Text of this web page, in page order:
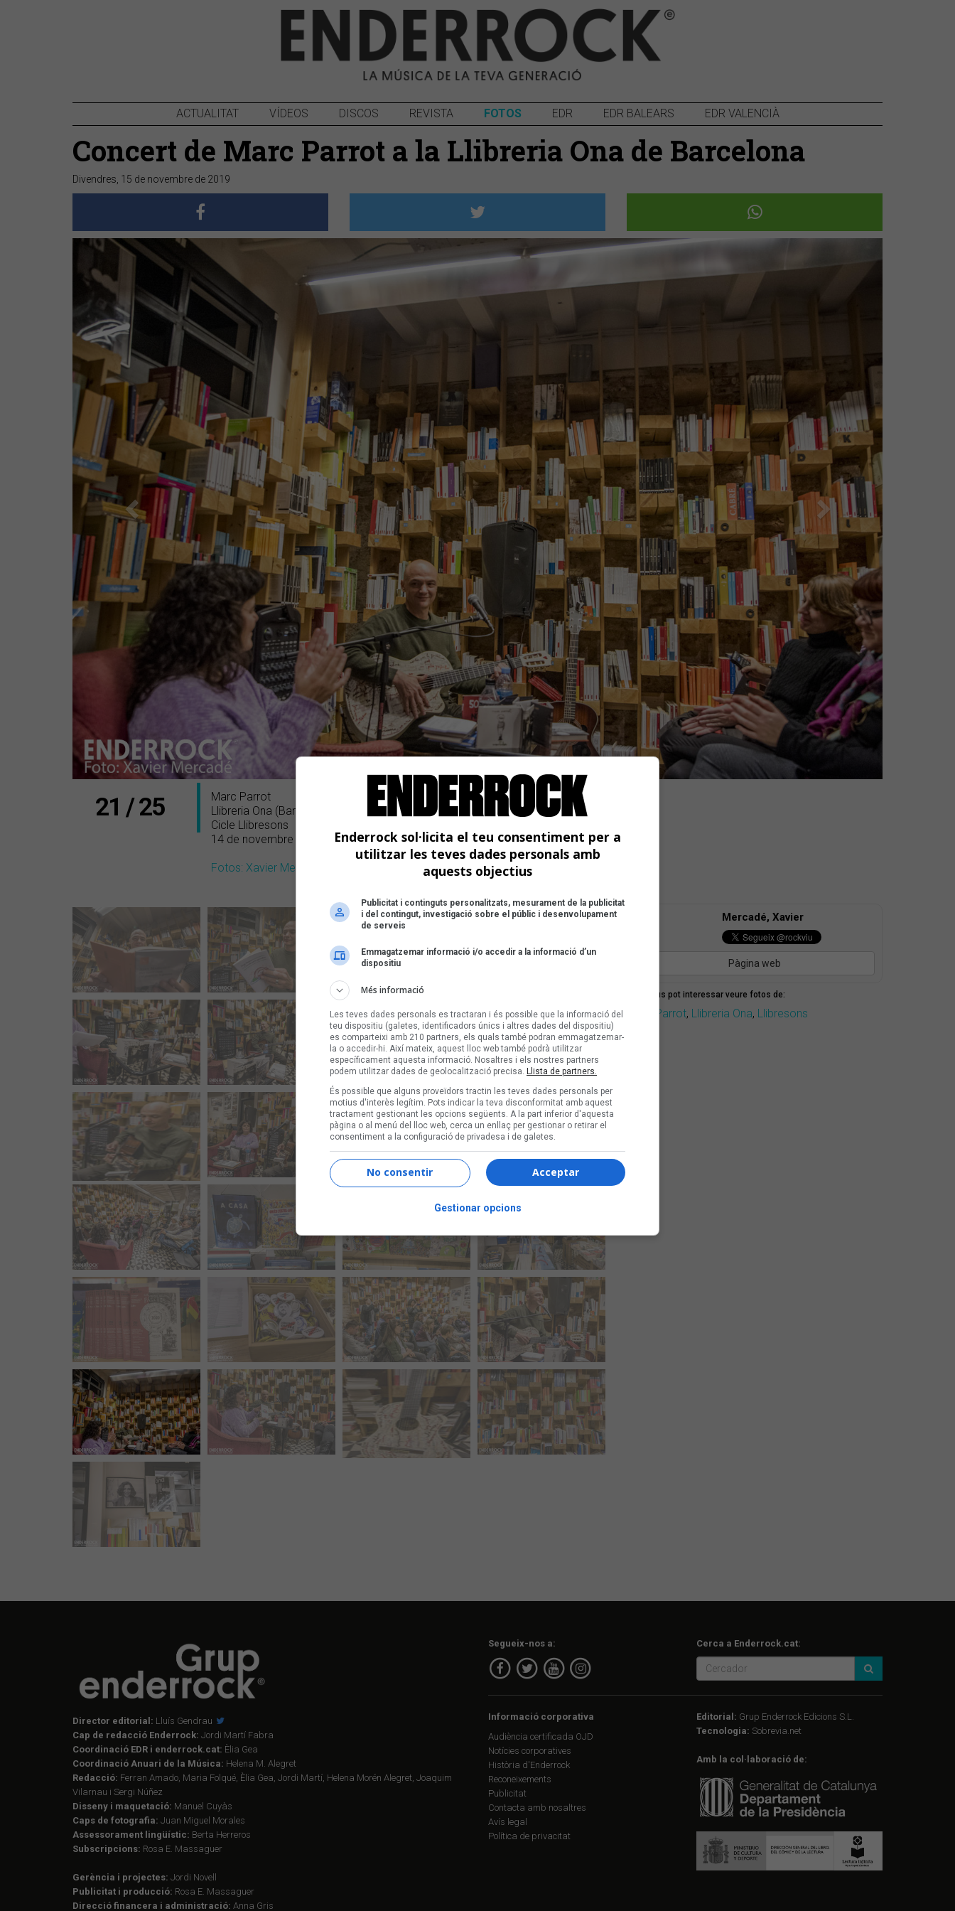
ACTUALITAT VÍDEOS DISCOS REVISTA FOTOS EDR EDR BALEARS EDR VALENCIÀ
Concert de Marc Parrot a la Llibreria Ona de Barcelona
Divendres, 15 de novembre de 2019
Anterior
21 / 25
Marc Parrot
Llibreria Ona (Barcelona)
Cicle Llibresons
14 de novembre de 2019
Fotos: Xavier Mercadé
Mercadé, Xavier
Pàgina web
També us pot interessar veure fotos de:
Marc Parrot, Llibreria Ona, Llibresons
Director editorial: Lluís Gendrau
Cap de redacció Enderrock: Jordi Martí Fabra
Coordinació EDR i enderrock.cat: Èlia Gea
Coordinació Anuari de la Música: Helena M. Alegret
Redacció: Ferran Amado, Maria Folqué, Èlia Gea, Jordi Martí, Helena Morén Alegret, Joaquim
Vilarnau i Sergi Núñez
Disseny i maquetació: Manuel Cuyàs
Caps de fotografia: Juan Miguel Morales
Assessorament lingüístic: Berta Herreros
Subscripcions: Rosa E. Massaguer
Gerència i projectes: Jordi Novell
Publicitat i producció: Rosa E. Massaguer
Direcció financera i administració: Anna Gris
Segueix-nos a: Cerca a Enderrock.cat:
Informació corporativa
Audiència certificada OJD
Notícies corporatives
Història d'Enderrock
Reconeixements
Publicitat
Contacta amb nosaltres
Avís legal
Política de privacitat
Editorial: Grup Enderrock Edicions S.L.
Tecnologia: Sobrevia.net
Amb la col·laboració de:
Enderrock sol·licita el teu consentiment per a
utilitzar les teves dades personals amb
aquests objectius
Publicitat i continguts personalitzats, mesurament de la publicitat
i del contingut, investigació sobre el públic i desenvolupament
de serveis
Emmagatzemar informació i/o accedir a la informació d’un
dispositiu
Més informació
Les teves dades personals es tractaran i és possible que la informació del
teu dispositiu (galetes, identificadors únics i altres dades del dispositiu)
es comparteixi amb 210 partners, els quals també podran emmagatzemar-
la o accedir-hi. Així mateix, aquest lloc web també podrà utilitzar
específicament aquesta informació. Nosaltres i els nostres partners
podem utilitzar dades de geolocalització precisa. Llista de partners.
És possible que alguns proveïdors tractin les teves dades personals per
motius d'interès legítim. Pots indicar la teva disconformitat amb aquest
tractament gestionant les opcions següents. A la part inferior d'aquesta
pàgina o al menú del lloc web, cerca un enllaç per gestionar o retirar el
consentiment a la configuració de privadesa i de galetes.
Acceptar
No consentir
Gestionar opcions